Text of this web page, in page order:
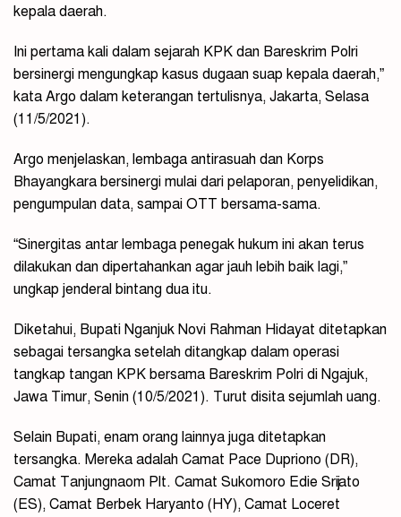
kepala daerah.
Ini pertama kali dalam sejarah KPK dan Bareskrim Polri
bersinergi mengungkap kasus dugaan suap kepala daerah,”
kata Argo dalam keterangan tertulisnya, Jakarta, Selasa
(11/5/2021).
Argo menjelaskan, lembaga antirasuah dan Korps
Bhayangkara bersinergi mulai dari pelaporan, penyelidikan,
pengumpulan data, sampai OTT bersama-sama.
“Sinergitas antar lembaga penegak hukum ini akan terus
dilakukan dan dipertahankan agar jauh lebih baik lagi,”
ungkap jenderal bintang dua itu.
Diketahui, Bupati Nganjuk Novi Rahman Hidayat ditetapkan
sebagai tersangka setelah ditangkap dalam operasi
tangkap tangan KPK bersama Bareskrim Polri di Ngajuk,
Jawa Timur, Senin (10/5/2021). Turut disita sejumlah uang.
Selain Bupati, enam orang lainnya juga ditetapkan
tersangka. Mereka adalah Camat Pace Dupriono (DR),
Camat Tanjungnaom Plt. Camat Sukomoro Edie Srijato
(ES), Camat Berbek Haryanto (HY), Camat Loceret